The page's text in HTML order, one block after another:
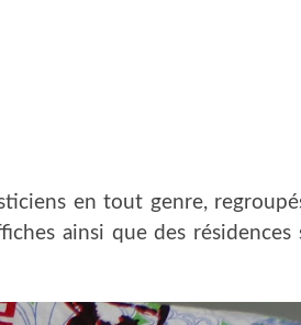
en tout genre,
ainsi que des